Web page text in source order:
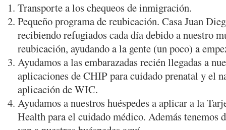
Transporte a los chequeos de inmigración.
Pequeño programa de reubicación. Casa Juan
recibiendo refugiados cada día debido a nuestro
reubicación, ayudando a la gente (un poco) a
Ayudamos a las embarazadas recién llegadas a
aplicaciones de CHIP para cuidado prenatal y el
aplicación de WIC.
Ayudamos a nuestros huéspedes a aplicar a la
Health para el cuidado médico. Además tenemos